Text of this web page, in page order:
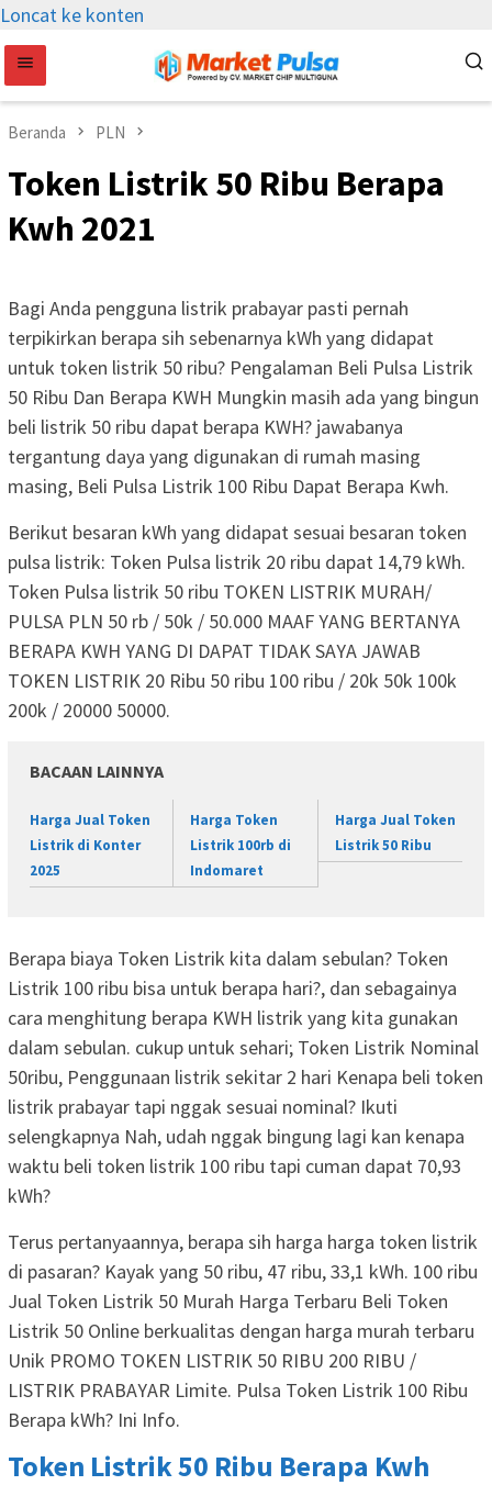
Loncat ke konten
Beranda PLN
Token Listrik 50 Ribu Berapa
Kwh 2021
Bagi Anda pengguna listrik prabayar pasti pernah
terpikirkan berapa sih sebenarnya kWh yang didapat
untuk token listrik 50 ribu? Pengalaman Beli Pulsa Listrik
50 Ribu Dan Berapa KWH Mungkin masih ada yang bingun
beli listrik 50 ribu dapat berapa KWH? jawabanya
tergantung daya yang digunakan di rumah masing
masing, Beli Pulsa Listrik 100 Ribu Dapat Berapa Kwh.
Berikut besaran kWh yang didapat sesuai besaran token
pulsa listrik: Token Pulsa listrik 20 ribu dapat 14,79 kWh.
Token Pulsa listrik 50 ribu TOKEN LISTRIK MURAH/
PULSA PLN 50 rb / 50k / 50.000 MAAF YANG BERTANYA
BERAPA KWH YANG DI DAPAT TIDAK SAYA JAWAB
TOKEN LISTRIK 20 Ribu 50 ribu 100 ribu / 20k 50k 100k
200k / 20000 50000.
BACAAN LAINNYA
Harga Jual Token
Listrik di Konter
2025
Harga Token
Listrik 100rb di
Indomaret
Harga Jual Token
Listrik 50 Ribu
Berapa biaya Token Listrik kita dalam sebulan? Token
Listrik 100 ribu bisa untuk berapa hari?, dan sebagainya
cara menghitung berapa KWH listrik yang kita gunakan
dalam sebulan. cukup untuk sehari; Token Listrik Nominal
50ribu, Penggunaan listrik sekitar 2 hari Kenapa beli token
listrik prabayar tapi nggak sesuai nominal? Ikuti
selengkapnya Nah, udah nggak bingung lagi kan kenapa
waktu beli token listrik 100 ribu tapi cuman dapat 70,93
kWh?
Terus pertanyaannya, berapa sih harga harga token listrik
di pasaran? Kayak yang 50 ribu, 47 ribu, 33,1 kWh. 100 ribu
Jual Token Listrik 50 Murah Harga Terbaru Beli Token
Listrik 50 Online berkualitas dengan harga murah terbaru
Unik PROMO TOKEN LISTRIK 50 RIBU 200 RIBU /
LISTRIK PRABAYAR Limite. Pulsa Token Listrik 100 Ribu
Berapa kWh? Ini Info.
Token Listrik 50 Ribu Berapa Kwh